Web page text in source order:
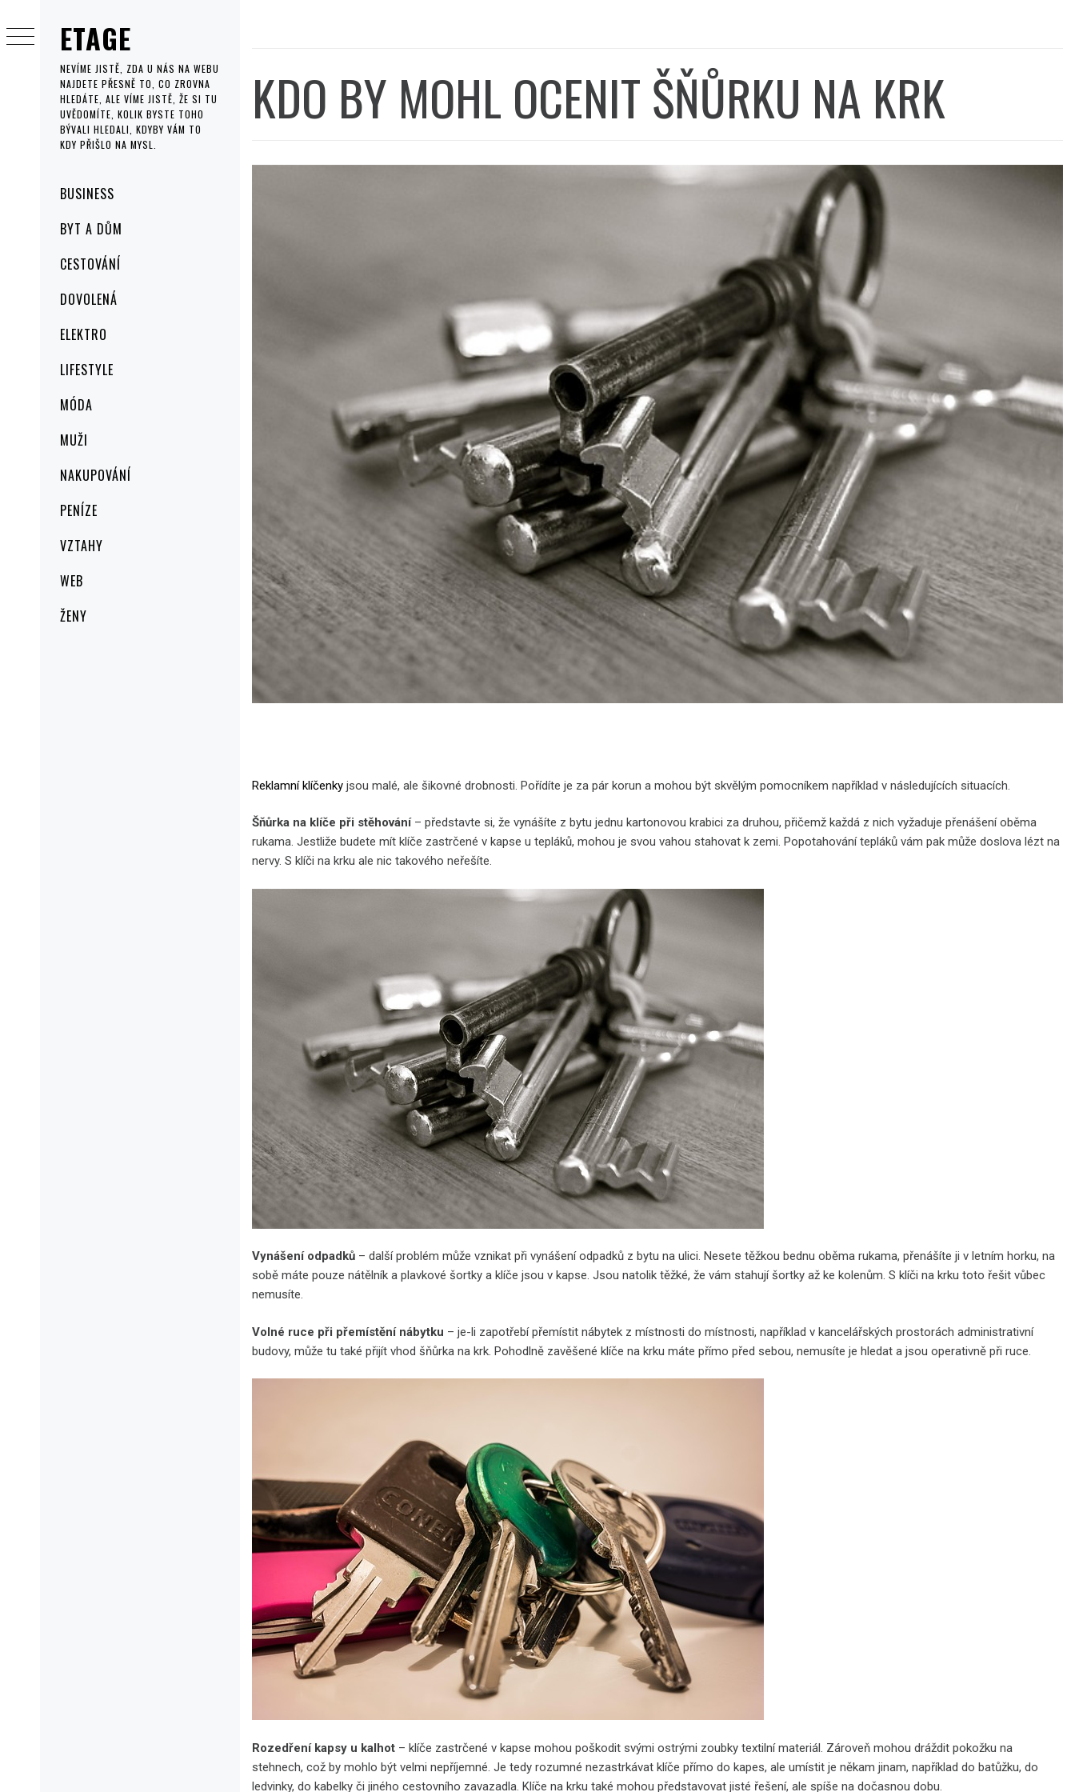
ETAGE
NEVÍME JISTĚ, ZDA U NÁS NA WEBU
NAJDETE PŘESNĚ TO, CO ZROVNA
HLEDÁTE, ALE VÍME JISTĚ, ŽE SI TU
UVĚDOMÍTE, KOLIK BYSTE TOHO
BÝVALI HLEDALI, KDYBY VÁM TO
KDY PŘIŠLO NA MYSL.
MenuBUSINESS
BYT A DŮM
CESTOVÁNÍ
DOVOLENÁ
ELEKTRO
LIFESTYLE
MÓDA
MUŽI
NAKUPOVÁNÍ
PENÍZE
VZTAHY
WEB
ŽENY
to
content
KDO BY MOHL OCENIT ŠŇŮRKU NA KRK
Reklamní klíčenky jsou malé, ale šikovné drobnosti. Pořídíte je za pár korun a mohou být skvělým pomocníkem například v následujících situacích.
Šňůrka na klíče při stěhování – představte si, že vynášíte z bytu jednu kartonovou krabici za druhou, přičemž každá z nich vyžaduje přenášení oběma
rukama. Jestliže budete mít klíče zastrčené v kapse u tepláků, mohou je svou vahou stahovat k zemi. Popotahování tepláků vám pak může doslova lézt na
nervy. S klíči na krku ale nic takového neřešíte.
Vynášení odpadků – další problém může vznikat při vynášení odpadků z bytu na ulici. Nesete těžkou bednu oběma rukama, přenášíte ji v letním horku, na
sobě máte pouze nátělník a plavkové šortky a klíče jsou v kapse. Jsou natolik těžké, že vám stahují šortky až ke kolenům. S klíči na krku toto řešit vůbec
nemusíte.
Volné ruce při přemístění nábytku – je-li zapotřebí přemístit nábytek z místnosti do místnosti, například v kancelářských prostorách administrativní
budovy, může tu také přijít vhod šňůrka na krk. Pohodlně zavěšené klíče na krku máte přímo před sebou, nemusíte je hledat a jsou operativně při ruce.
Rozedření kapsy u kalhot – klíče zastrčené v kapse mohou poškodit svými ostrými zoubky textilní materiál. Zároveň mohou dráždit pokožku na
stehnech, což by mohlo být velmi nepříjemné. Je tedy rozumné nezastrkávat klíče přímo do kapes, ale umístit je někam jinam, například do batůžku, do
ledvinky, do kabelky či jiného cestovního zavazadla. Klíče na krku také mohou představovat jisté řešení, ale spíše na dočasnou dobu.